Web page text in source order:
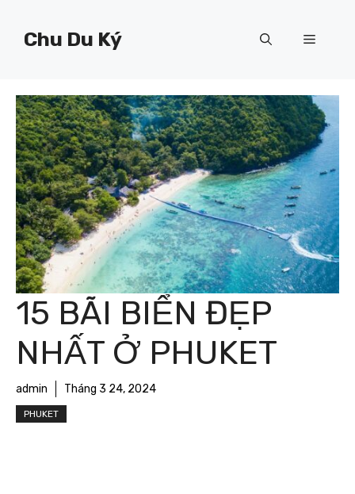
Chu Du Ký Menu
15 BÃI BIỂN ĐẸP
NHẤT Ở PHUKET
admin Tháng 3 24, 2024
PHUKET